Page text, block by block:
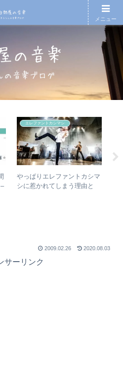
エレファントカシマシ
やっぱりエレファントカシマ
シに惹かれてしまう理由と
2009.02.26 2020.08.03
サーリンク
メニュー